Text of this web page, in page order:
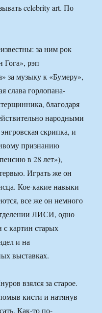
celebrity art. По
за ним рок
Гога», рэп
за музыку к «Бумеру»,
слава горлопана-
благодаря
народными
скрипка, и
признанию
в 28 лет»),
Играть же он
Кое-какие навыки
все же он немного
ЛИСИ, одно
с картин старых
и на
выставках.
взялся за старое.
кисти и натянув
Как-то по-